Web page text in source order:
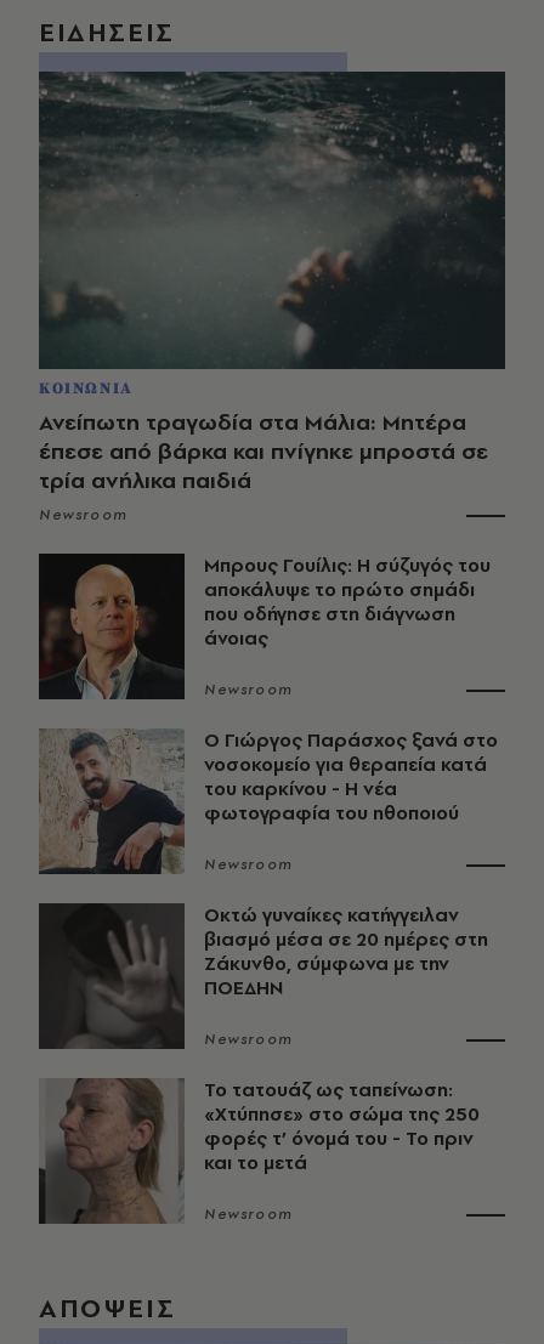
ΕΙΔΗΣΕΙΣ
ΚΟΙΝΩΝΙΑ
Ανείπωτη τραγωδία στα Μάλια: Μητέρα
έπεσε από βάρκα και πνίγηκε μπροστά σε
τρία ανήλικα παιδιά
Newsroom
Μπρους Γουίλις: Η σύζυγός του
αποκάλυψε το πρώτο σημάδι
που οδήγησε στη διάγνωση
άνοιας
Newsroom
O Γιώργος Παράσχος ξανά στο
νοσοκομείο για θεραπεία κατά
του καρκίνου - Η νέα
φωτογραφία του ηθοποιού
Newsroom
Οκτώ γυναίκες κατήγγειλαν
βιασμό μέσα σε 20 ημέρες στη
Ζάκυνθο, σύμφωνα με την
ΠΟΕΔΗΝ
Newsroom
Το τατουάζ ως ταπείνωση:
«Χτύπησε» στο σώμα της 250
φορές τ’ όνομά του - Το πριν
και το μετά
Newsroom
ΑΠΟΨΕΙΣ